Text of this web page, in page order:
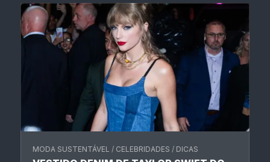
MODA SUSTENTÁVEL / CELEBRIDADES / DICAS